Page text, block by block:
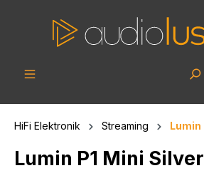
HiFi Elektronik Streaming Lumin
Lumin P1 Mini Silver